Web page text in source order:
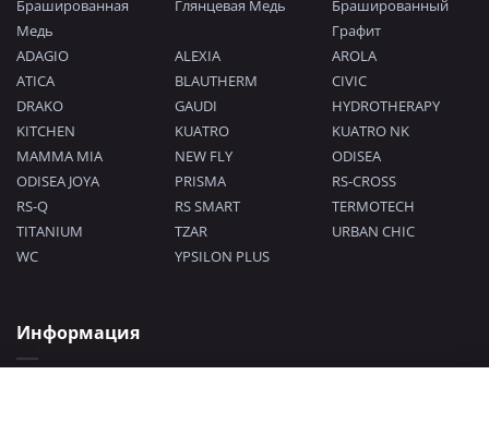
Брашированная
Медь
Глянцевая Медь
Брашированный
Графит
ADAGIO
ALEXIA
AROLA
ATICA
BLAUTHERM
CIVIC
DRAKO
GAUDI
HYDROTHERAPY
KITCHEN
KUATRO
KUATRO NK
MAMMA MIA
NEW FLY
ODISEA
ODISEA JOYA
PRISMA
RS-CROSS
RS-Q
RS SMART
TERMOTECH
TITANIUM
TZAR
URBAN CHIC
WC
YPSILON PLUS
Информация